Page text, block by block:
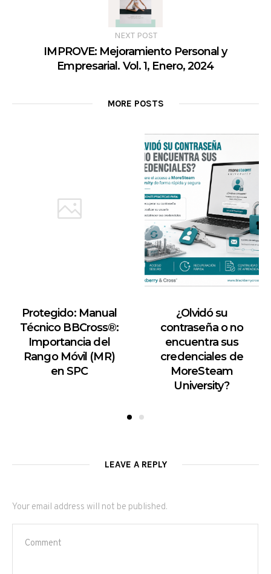
NEXT POST
IMPROVE: Mejoramiento Personal y
Empresarial. Vol. 1, Enero, 2024
MORE POSTS
Protegido: Manual
Técnico BBCross®:
Importancia del
Rango Móvil (MR)
en SPC
¿Olvidó su
contraseña o no
encuentra sus
credenciales de
MoreSteam
University?
LEAVE A REPLY
Your email address will not be published.